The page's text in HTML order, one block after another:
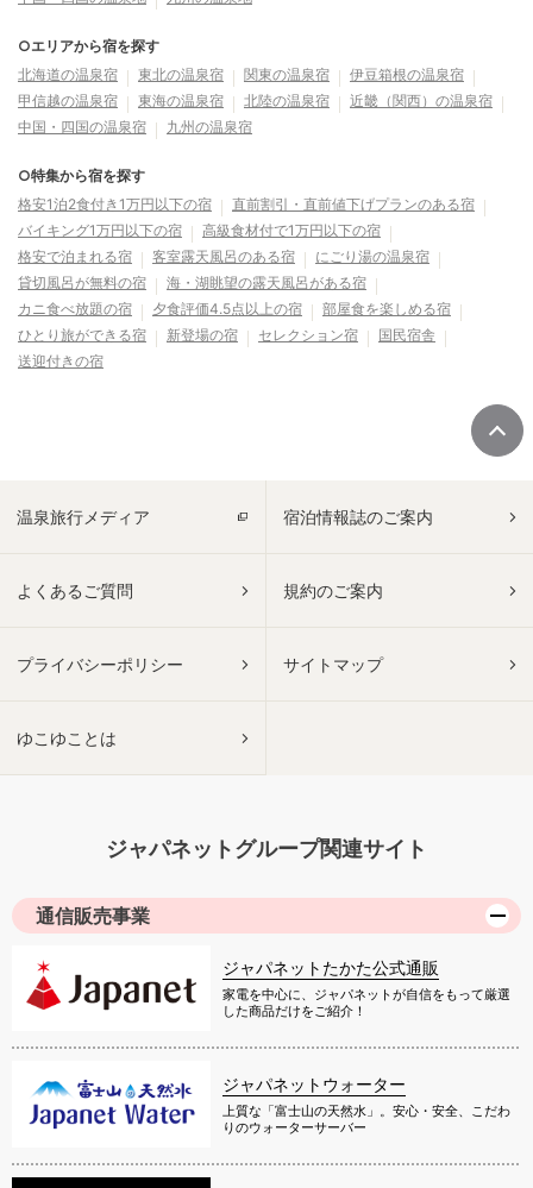
○エリアから宿を探す
北海道の温泉宿
東北の温泉宿 関東の温泉宿
伊豆箱根の温泉宿
甲信越の温泉宿
東海の温泉宿 北陸の温泉宿
近畿（関西）の温泉宿
中国・四国の温泉宿
九州の温泉宿
○特集から宿を探す
格安1泊2食付き1万円以下の宿
直前割引・直前値下げプランのある宿
バイキング1万円以下の宿
高級食材付で1万円以下の宿
格安で泊まれる宿
客室露天風呂のある宿
にごり湯の温泉宿
貸切風呂が無料の宿
海・湖眺望の露天風呂がある宿
カニ食べ放題の宿
夕食評価4.5点以上の宿
部屋食を楽しめる宿
ひとり旅ができる宿
新登場の宿 セレクション宿
国民宿舎
送迎付きの宿
温泉旅行メディア 宿泊情報誌のご案内
よくあるご質問 規約のご案内
プライバシーポリシー サイトマップ
ゆこゆことは
ジャパネットグループ関連サイト
通信販売事業
ジャパネットたかた公式通販
家電を中心に、ジャパネットが自信をもって厳選
した商品だけをご紹介！
ジャパネットウォーター
上質な「富士山の天然水」。安心・安全、こだわ
りのウォーターサーバー